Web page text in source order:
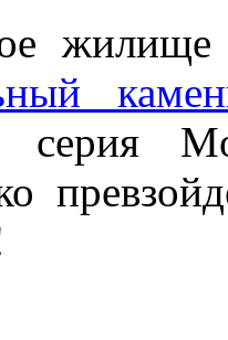
жилище
серия